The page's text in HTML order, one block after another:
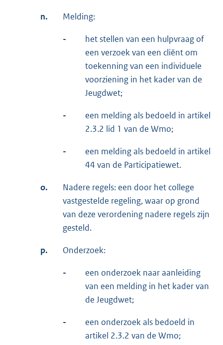
n. Melding:
-
het stellen van een hulpvraag of
een verzoek van een cliënt om
toekenning van een individuele
voorziening in het kader van de
Jeugdwet;
-
een melding als bedoeld in artikel
2.3.2 lid 1 van de Wmo;
-
een melding als bedoeld in artikel
44 van de Participatiewet.
o.
Nadere regels: een door het college
vastgestelde regeling, waar op grond
van deze verordening nadere regels zijn
gesteld.
p. Onderzoek:
-
een onderzoek naar aanleiding
van een melding in het kader van
de Jeugdwet;
-
een onderzoek als bedoeld in
artikel 2.3.2 van de Wmo;